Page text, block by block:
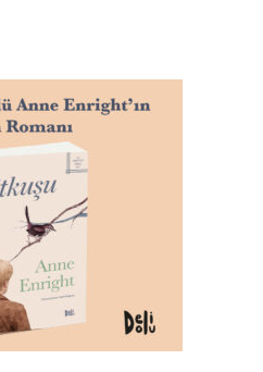
çeperlerini sahici
her yerinde karşımıza
soğuk ya da ince espriler,
kılcalları besliyor.
de ihmal etmiyor; üst
karakterlerin isimleriyle
şakayı bir adım daha
kadar vardırıyor işi.
çınlasın!